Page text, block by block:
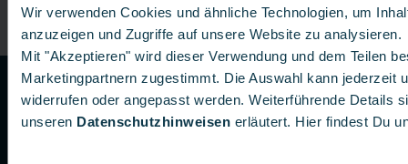
Wir verwenden Cookies und ähnliche Technologien, um
anzuzeigen und Zugriffe auf unsere Website zu analysieren.
Mit "Akzeptieren" wird dieser Verwendung und dem Teilen
Marketingpartnern zugestimmt. Die Auswahl kann jederzeit
widerrufen oder angepasst werden. Weiterführende Details
unseren Datenschutzhinweisen erläutert. Hier findest Du